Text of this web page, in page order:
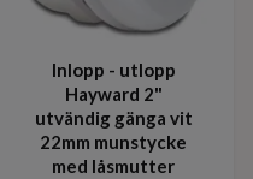
Inlopp - utlopp
Hayward 2"
utvändig gänga vit
22mm munstycke
med låsmutter